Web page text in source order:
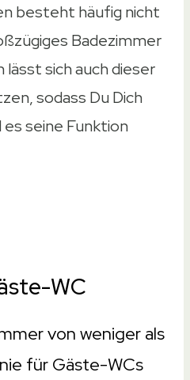
besteht häufig nicht
Badezimmer
lässt sich auch dieser
sodass Du Dich
seine Funktion
WC
von weniger als
für Gäste-WCs